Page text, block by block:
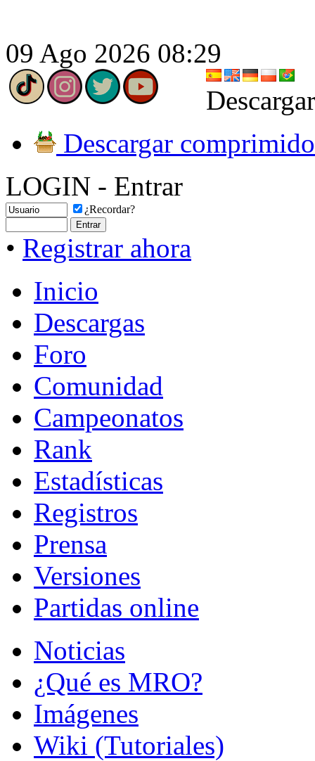
09 Ago 2026 08:29
Descargar
LOGIN - Entrar
¿Recordar?
• Registrar ahora
Inicio
Descargas
Foro
Comunidad
Campeonatos
Rank
Estadísticas
Registros
Prensa
Versiones
Partidas online
Noticias
¿Qué es MRO?
Imágenes
Wiki (Tutoriales)